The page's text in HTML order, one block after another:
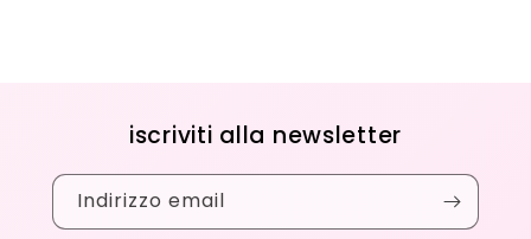
iscriviti alla newsletter
Indirizzo email